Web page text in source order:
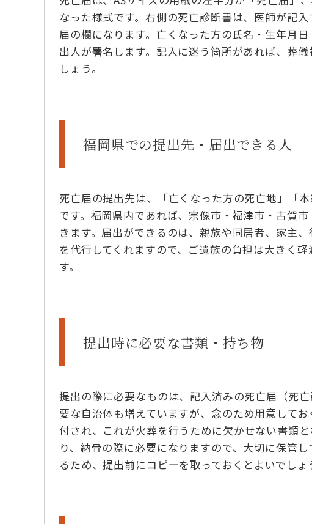
なった様式です。右側の死亡診断書は、医師が記
届の欄になります。亡くなった方の氏名・生年月
出人が署名します。記入に迷う箇所があれば、葬
しょう。
福岡県での提出先・届出できる人
死亡届の提出先は、「亡くなった方の死亡地」「
です。福岡県内であれば、宗像市・福津市・古賀
きます。届出ができるのは、親族や同居者、家主
を代行してくれますので、ご遺族の負担は大きく
す。
提出時に必要な書類・持ち物
提出の際に必要なものは、記入済みの死亡届（死
要な自治体も増えていますが、念のため用意して
付され、これが火葬を行うために欠かせない書類
り、納骨の際に必要になりますので、大切に保管
るため、提出前にコピーを取っておくとよいでしょ